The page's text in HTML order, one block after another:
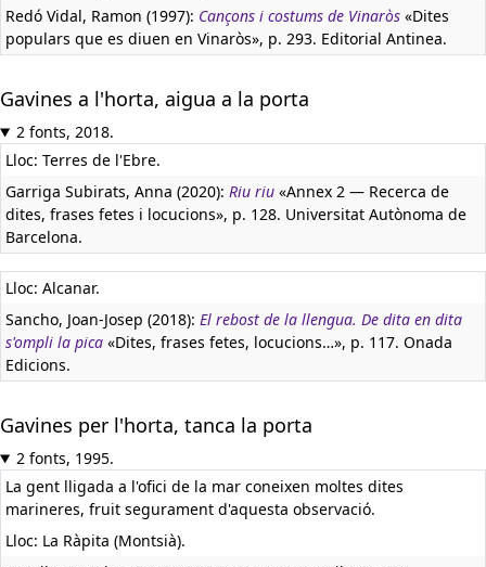
Redó Vidal, Ramon (1997): Cançons i costums de Vinaròs «Dites
populars que es diuen en Vinaròs», p. 293. Editorial Antinea.
Gavines a l'horta, aigua a la porta
2 fonts, 2018.
Lloc: Terres de l'Ebre.
Garriga Subirats, Anna (2020): Riu riu «Annex 2 — Recerca de
dites, frases fetes i locucions», p. 128. Universitat Autònoma de
Barcelona.
Lloc: Alcanar.
Sancho, Joan-Josep (2018): El rebost de la llengua. De dita en dita
s'ompli la pica «Dites, frases fetes, locucions…», p. 117. Onada
Edicions.
Gavines per l'horta, tanca la porta
2 fonts, 1995.
La gent lligada a l'ofici de la mar coneixen moltes dites
marineres, fruit segurament d'aquesta observació.
Lloc: La Ràpita (Montsià).